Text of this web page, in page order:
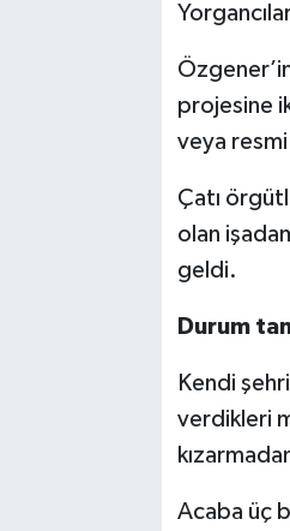
projesine
veya
Çatı
olan
geldi.
Durum
Kendi
verdikleri
Acaba üç